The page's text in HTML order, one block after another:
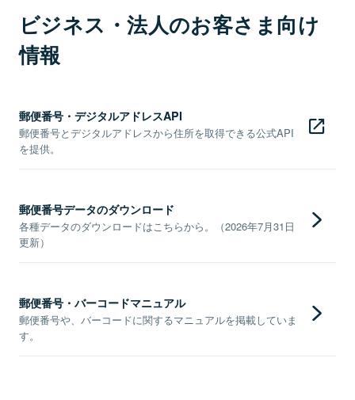
ビジネス・法人のお客さま向け
情報
郵便番号・デジタルアドレスAPI
郵便番号とデジタルアドレスから住所を取得できる公式API
を提供。
郵便番号データのダウンロード
各種データのダウンロードはこちらから。（2026年7月31日
更新）
郵便番号・バーコードマニュアル
郵便番号や、バーコードに関するマニュアルを掲載していま
す。